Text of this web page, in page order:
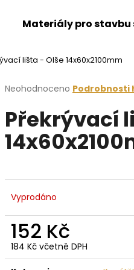
Materiály pro stavbu
lišta - Olše 14x60x2100mm
Průměrné
produktu
je
0,0
Neohodnoceno Podrobnosti
Překrývací
Vyprodáno
152 Kč
184 Kč včetně DPH
Měrná
HLEDAT